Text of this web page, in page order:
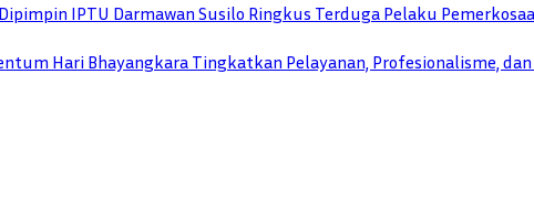
IPTU Darmawan Susilo Ringkus Terduga Pelaku
Hari Bhayangkara Tingkatkan Pelayanan, Profesionalisme,